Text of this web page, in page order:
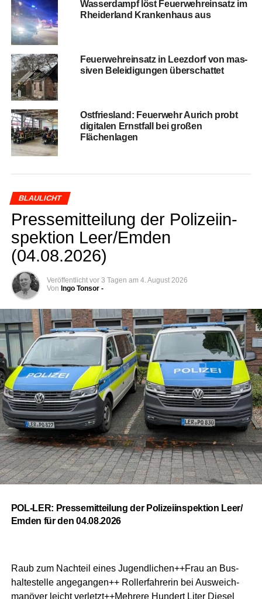
Was­ser­dampf löst Feu­er­wehr­ein­satz im
Rhei­der­land Kran­ken­haus aus
Feu­er­wehr­ein­satz in Leez­dorf von mas­
si­ven Belei­di­gun­gen überschattet
Ost­fries­land: Feu­er­wehr Aurich probt
digi­ta­len Ernst­fall bei gro­ßen
Flächenlagen
BLAULICHT
Pres­se­mit­tei­lung der Poli­zei­in­
spek­ti­on Leer/Emden
(04.08.2026)
Veröffentlicht vor 3 Tagen am 4. August 2026
Von Ingo Tonsor -
POL-LER: Pres­se­mit­tei­lung der Poli­zei­in­spek­ti­on Leer/
Emden für den 04.08.2026
Raub zum Nach­teil eines Jugendlichen++Frau an Bus­
hal­te­stel­le ange­gan­gen++ Rol­ler­fah­re­rin bei Aus­weich­
ma­nö­ver leicht verletzt++Mehrere Hun­dert Liter Die­sel